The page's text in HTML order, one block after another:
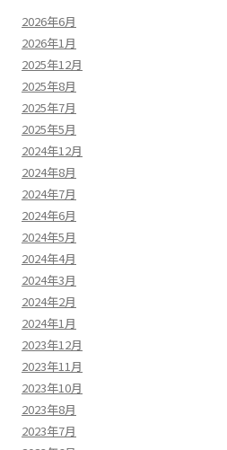
2026年6月
2026年1月
2025年12月
2025年8月
2025年7月
2025年5月
2024年12月
2024年8月
2024年7月
2024年6月
2024年5月
2024年4月
2024年3月
2024年2月
2024年1月
2023年12月
2023年11月
2023年10月
2023年8月
2023年7月